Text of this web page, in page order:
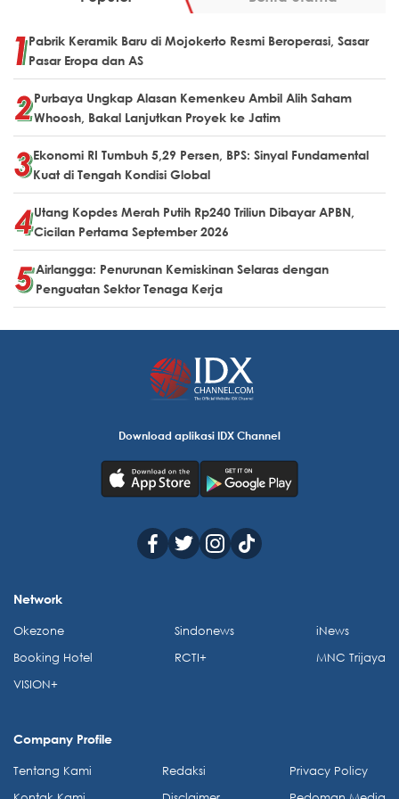
Pabrik Keramik Baru di Mojokerto Resmi Beroperasi, Sasar
Pasar Eropa dan AS
Purbaya Ungkap Alasan Kemenkeu Ambil Alih Saham
Whoosh, Bakal Lanjutkan Proyek ke Jatim
Ekonomi RI Tumbuh 5,29 Persen, BPS: Sinyal Fundamental
Kuat di Tengah Kondisi Global
Utang Kopdes Merah Putih Rp240 Triliun Dibayar APBN,
Cicilan Pertama September 2026
Airlangga: Penurunan Kemiskinan Selaras dengan
Penguatan Sektor Tenaga Kerja
Download aplikasi IDX Channel
Network
Okezone
Booking Hotel
VISION+
Sindonews
RCTI+
iNews
MNC Trijaya
Company Profile
Tentang Kami
Redaksi
Privacy Policy